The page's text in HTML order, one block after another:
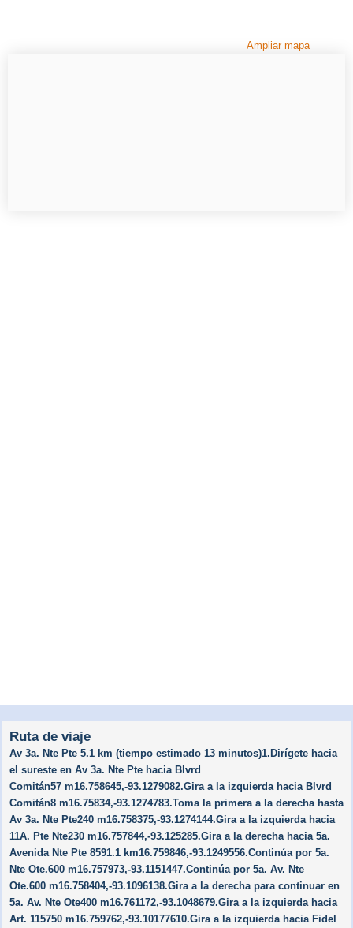
Ampliar mapa
Ruta de viaje
Av 3a. Nte Pte 5.1 km (tiempo estimado 13 minutos)1.Dirígete hacia
el sureste en Av 3a. Nte Pte hacia Blvrd
Comitán57 m16.758645,-93.1279082.Gira a la izquierda hacia Blvrd
Comitán8 m16.75834,-93.1274783.Toma la primera a la derecha hasta
Av 3a. Nte Pte240 m16.758375,-93.1274144.Gira a la izquierda hacia
11A. Pte Nte230 m16.757844,-93.125285.Gira a la derecha hacia 5a.
Avenida Nte Pte 8591.1 km16.759846,-93.1249556.Continúa por 5a.
Nte Ote.600 m16.757973,-93.1151447.Continúa por 5a. Av. Nte
Ote.600 m16.758404,-93.1096138.Gira a la derecha para continuar en
5a. Av. Nte Ote400 m16.761172,-93.1048679.Gira a la izquierda hacia
Art. 115750 m16.759762,-93.10177610.Gira a la izquierda hacia Fidel